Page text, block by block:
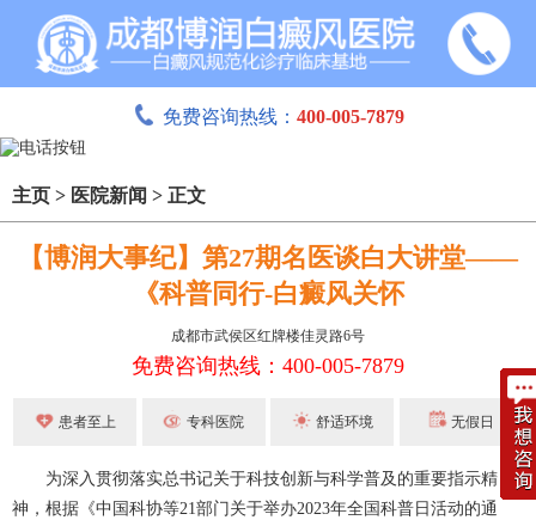
免费咨询热线： 400-005-7879
主页 > 医院新闻 > 正文
【博润大事纪】第27期名医谈白大讲堂——
《科普同行-白癜风关怀
成都市武侯区红牌楼佳灵路6号
免费咨询热线：400-005-7879
患者至上 专科医院 舒适环境 无假日
为深入贯彻落实总书记关于科技创新与科学普及的重要指示精
神，根据《中国科协等21部门关于举办2023年全国科普日活动的通